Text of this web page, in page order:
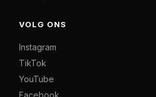
VOLG ONS
Instagram
TikTok
YouTube